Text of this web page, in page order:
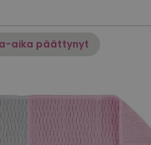
aika päättynyt